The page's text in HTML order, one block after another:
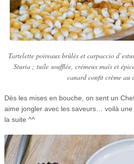
Tartelette poireaux brûlés et carpaccio
Sturia ; tuile soufflée, crémeux maïs et
canard confit crème au
Dès les mises en bouche, on sent un
aime jongler avec les saveurs… voilà
la suite ^^